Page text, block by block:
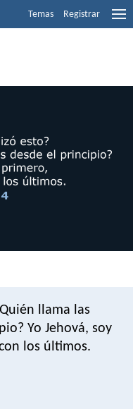
Temas Registrar
llama las
Yo Jehová, soy
los últimos.